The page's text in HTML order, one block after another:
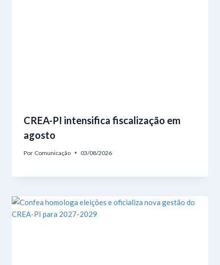
CREA-PI intensifica fiscalização em
agosto
Por Comunicação 03/08/2026